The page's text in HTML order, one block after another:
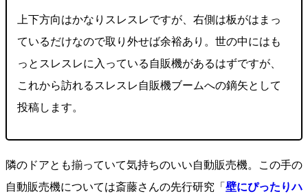
上下方向はかなりスレスレですが、右側は板がはまっ
ているだけなので取り外せば余裕あり。世の中にはも
っとスレスレに入っている自販機があるはずですが、
これから訪れるスレスレ自販機ブームへの鏑矢として
投稿します。
隣のドアとも揃っていて気持ちのいい自動販売機。この手の
自動販売機については斎藤さんの先行研究「 壁にぴったりハ